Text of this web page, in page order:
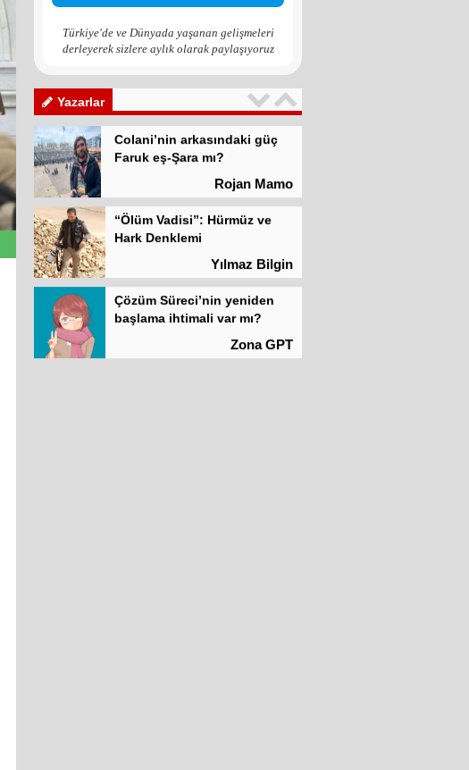
Türkiye'de ve Dünyada yaşanan gelişmeleri
derleyerek sizlere aylık olarak paylaşıyoruz
Yazarlar
Kadına şiddet “Devlet” eliyle
meşrulaştırılıyor
Atilla Yüceak
Colani’nin arkasındaki güç
Faruk eş-Şara mı?
Rojan Mamo
“Ölüm Vadisi”: Hürmüz ve
Hark Denklemi
Yılmaz Bilgin
Çözüm Süreci’nin yeniden
başlama ihtimali var mı?
Zona GPT